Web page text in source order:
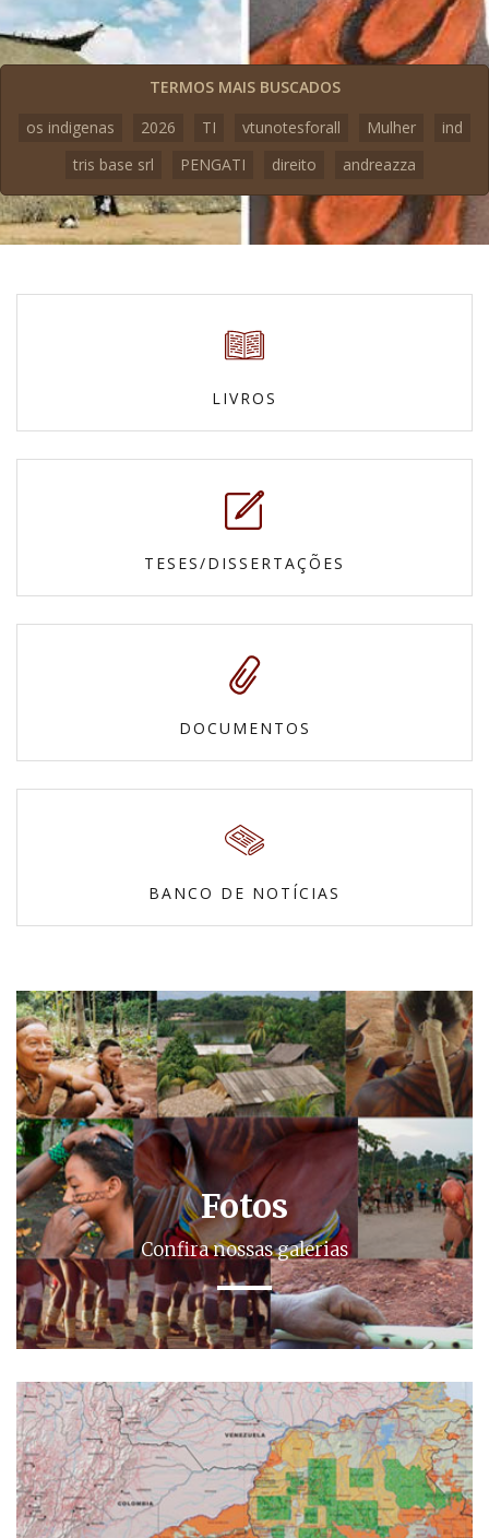
TERMOS MAIS BUSCADOS
os indigenas
2026 TI vtunotesforall Mulher
ind
tris base srl
PENGATI direito andreazza
LIVROS
TESES/DISSERTAÇÕES
DOCUMENTOS
BANCO DE NOTÍCIAS
Fotos
Confira nossas galerias